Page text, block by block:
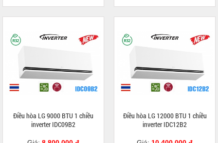
Điều hòa LG 9000 BTU 1 chiều
inverter IDC09B2
Điều hòa LG 12000 BTU 1 chiều
inverter IDC12B2